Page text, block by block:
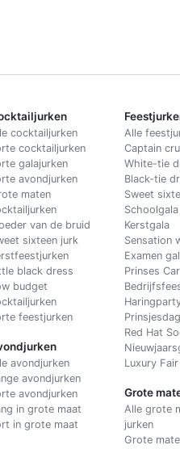
cocktailjurken
cocktailjurken
galajurken
avondjurken
maten
van de bruid
sixteen jurk
black dress
budget
feestjurken
avondjurken
avondjurken
avondjurken
in grote maat
in grote maat
Alle
Captain
White-tie
Black-tie
Sweet
Schoolgala
Kerstgala
Sensation
Examen
Prinses
Prinsjesdag
Red Hat
Luxury Fair
Grote
Alle grote
jurken
Grote